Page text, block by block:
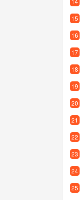
15
16
17
18
19
20
21
22
23
24
25